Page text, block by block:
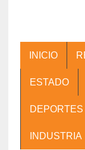
INICIO
ESTADO
DEPORTES
INDUSTRIA